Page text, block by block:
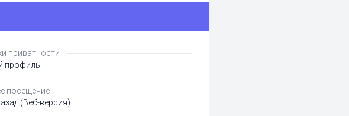
приватности
профиль
посещение
(Веб-версия)